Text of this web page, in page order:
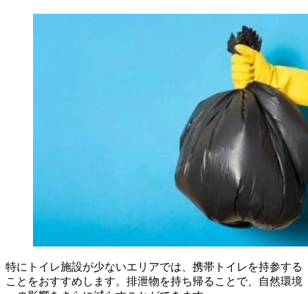
特にトイレ施設が少ないエリアでは、携帯トイレを持参する
ことをおすすめします。排泄物を持ち帰ることで、自然環境